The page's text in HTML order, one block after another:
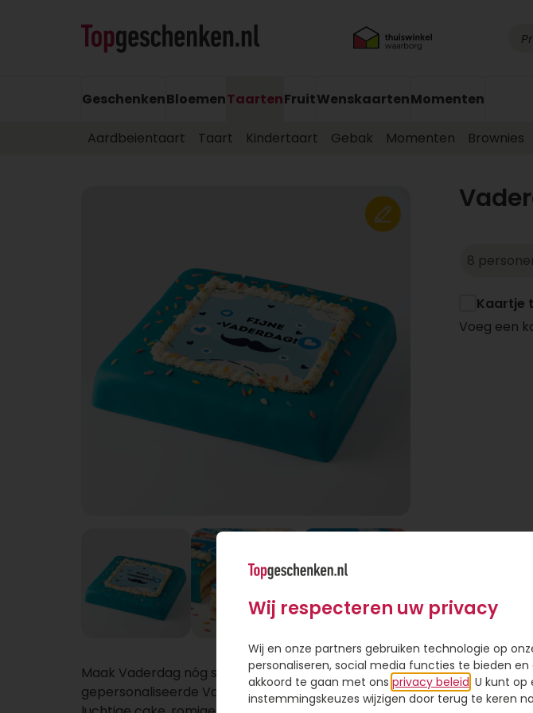
GeschenkenBloemenTaartenFruitWenskaartenMomenten
Aardbeientaart Taart Kindertaart Gebak Momenten Brownies
Maak Vaderdag nóg specialer met een
gepersonaliseerde Vaderdag Marsepeintaart! De
Kaartje
Voeg een
Wij respecteren uw privacy
Wij en onze partners gebruiken technologie op
personaliseren, social media functies te bieden
akkoord te gaan met ons privacy beleid . U kunt
instemmingskeuzes wijzigen door terug te keren